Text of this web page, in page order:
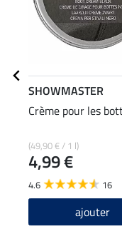
SHOWMASTER
Crème pour les
(49,90 € / 1 l)
4,99 €
4.6 16
ajouter